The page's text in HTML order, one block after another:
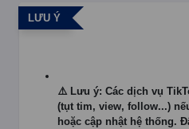
LƯU Ý
⚠️ Lưu ý: Các dịch vụ
(tụt tim, view, follow...)
hoặc cập nhật hệ thống.